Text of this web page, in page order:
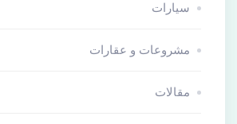
سيارات
مشروعات و عقارات
مقالات